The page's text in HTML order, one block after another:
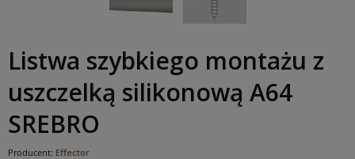
Listwa szybkiego montażu z
uszczelką silikonową A64
SREBRO
Producent: Effector